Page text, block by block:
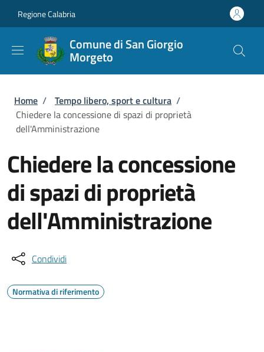
Regione Calabria
Comune di San Giorgio
Morgeto
Briciole di pane
Home / Tempo libero, sport e cultura /
Chiedere la concessione di spazi di proprietà
dell'Amministrazione
Chiedere la concessione
di spazi di proprietà
dell'Amministrazione
Condividi
Normativa di riferimento